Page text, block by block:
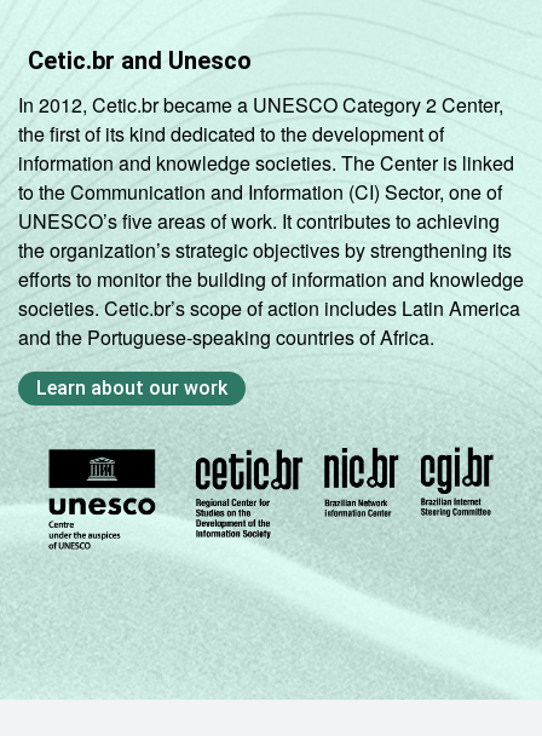
Cetic.br and Unesco
In 2012, Cetic.br became a UNESCO Category 2 Center,
the first of its kind dedicated to the development of
information and knowledge societies. The Center is linked
to the Communication and Information (CI) Sector, one of
UNESCO’s five areas of work. It contributes to achieving
the organization’s strategic objectives by strengthening its
efforts to monitor the building of information and knowledge
societies. Cetic.br’s scope of action includes Latin America
and the Portuguese-speaking countries of Africa.
Learn about our work